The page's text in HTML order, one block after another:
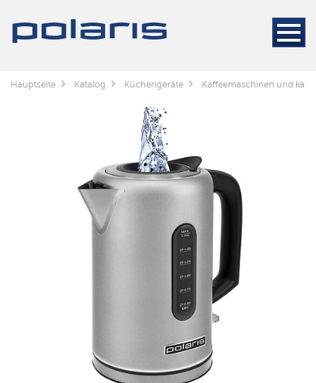
Hauptseite Katalog Küchengeräte Kaffeemaschinen und